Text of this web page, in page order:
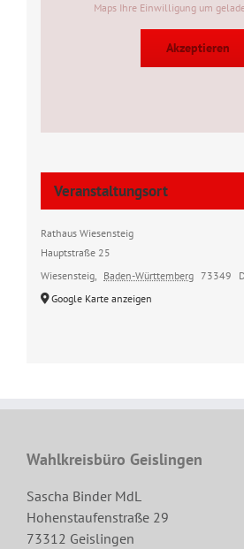
Veranstaltungsort
Rathaus Wiesensteig
Hauptstraße 25
Wiesensteig, Baden-Württemberg 73349
Google Karte anzeigen
Maps Ihre Einwilligung um
Akzeptieren
Wahlkreisbüro Geislingen
Sascha Binder MdL
Hohenstaufenstraße 29
73312 Geislingen